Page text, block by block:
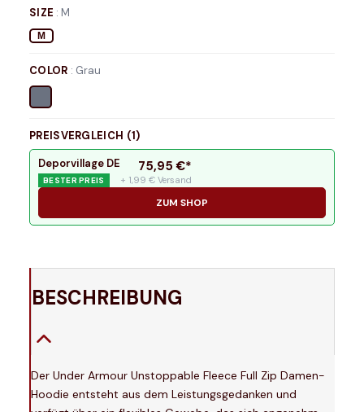
SIZE : M
M
COLOR : Grau
PREISVERGLEICH (1)
Deporvillage DE
BESTER PREIS
75,95 €*
+ 1,99 € Versand
ZUM SHOP
BESCHREIBUNG
Der Under Armour Unstoppable Fleece Full Zip Damen-
Hoodie entsteht aus dem Leistungsgedanken und